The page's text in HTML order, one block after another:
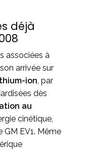
déjà
associées à
arrivée sur
ion, par
dès
au
cinétique,
EV1. Même